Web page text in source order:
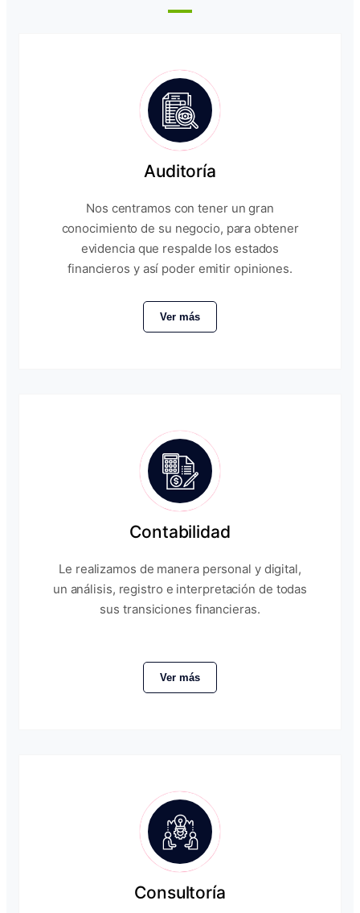
Auditoría
Nos centramos con tener un gran
conocimiento de su negocio, para obtener
evidencia que respalde los estados
financieros y así poder emitir opiniones.
Ver más
Contabilidad
Le realizamos de manera personal y digital,
un análisis, registro e interpretación de todas
sus transiciones financieras.
Ver más
Consultoría